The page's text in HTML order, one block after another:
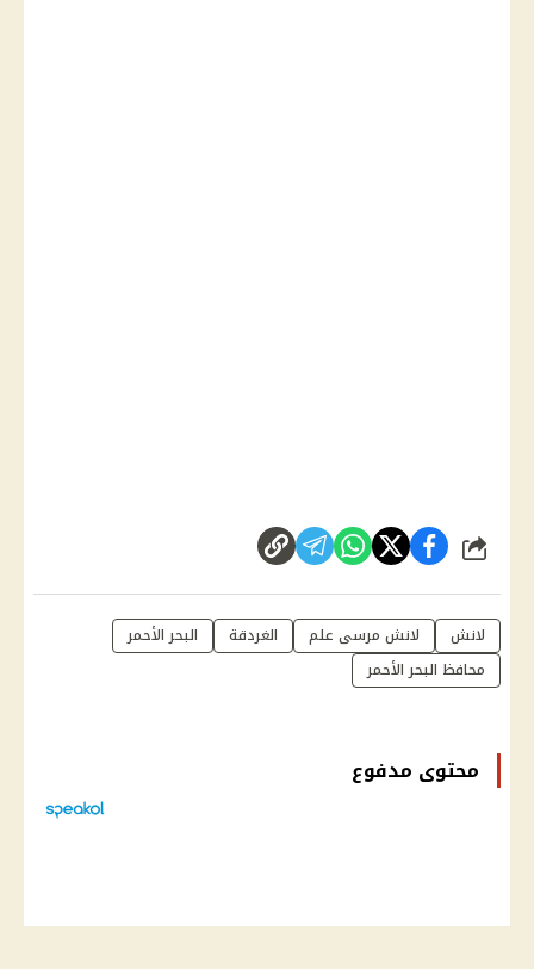
شارك
لانش لانش مرسى علم الغردقة
البحر الأحمر
محافظ البحر الأحمر
محتوى مدفوع